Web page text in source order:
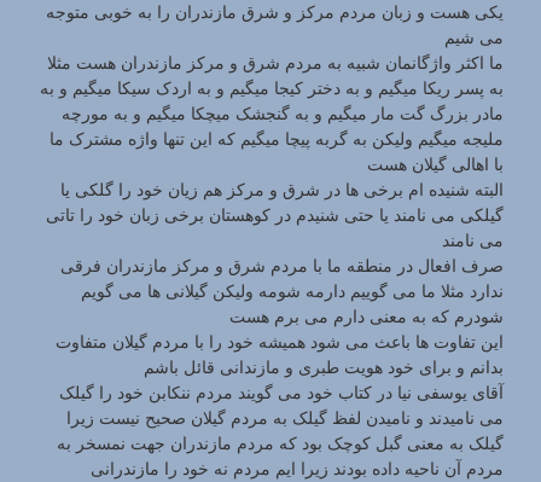
یکی هست و زبان مردم مرکز و شرق مازندران را به خوبی متوجه
می شیم
ما اکثر واژگانمان شبیه به مردم شرق و مرکز مازندران هست مثلا
به پسر ریکا میگیم و به دختر کیجا میگیم و به اردک سیکا میگیم و به
مادر بزرگ گت مار میگیم و به گنجشک میچکا میگیم و به مورچه
ملیجه میگیم ولیکن به گربه پیچا میگیم که این تنها واژه مشترک ما
با اهالی گیلان هست
البته شنیده ام برخی ها در شرق و مرکز هم زیان خود را گلکی یا
گیلکی می نامند یا حتی شنیدم در کوهستان برخی زبان خود را تاتی
می نامند
صرف افعال در منطقه ما با مردم شرق و مرکز مازندران فرقی
ندارد مثلا ما می گوییم دارمه شومه ولیکن گیلانی ها می گویم
شودرم که به معنی دارم می برم هست
این تفاوت ها باعث می شود همیشه خود را با مردم گیلان متفاوت
بدانم و برای خود هویت طبری و مازندانی قائل باشم
آقای یوسفی نیا در کتاب خود می گویند مردم ننکابن خود را گیلک
می نامیدند و نامیدن لفظ گیلک به مردم گیلان صحیح نیست زیرا
گیلک به معنی گبل کوچک بود که مردم مازندران جهت نمسخر به
مردم آن ناحیه داده بودند زیرا ایم مردم نه خود را مازندرانی